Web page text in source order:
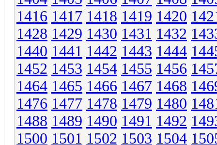
1416 1417 1418 1419 1420
1428 1429 1430 1431 1432
1440 1441 1442 1443 1444
1452 1453 1454 1455 1456
1464 1465 1466 1467 1468
1476 1477 1478 1479 1480
1488 1489 1490 1491 1492
1500 1501 1502 1503 1504